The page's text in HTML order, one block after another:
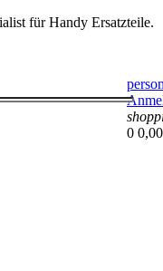
für Handy Ersatzteile.
0